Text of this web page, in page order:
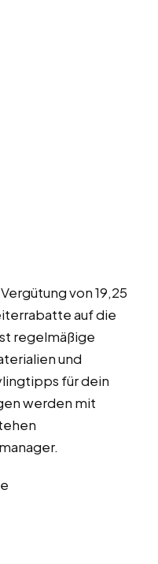
von 19,25
auf die
regelmäßige
und
für dein
werden mit